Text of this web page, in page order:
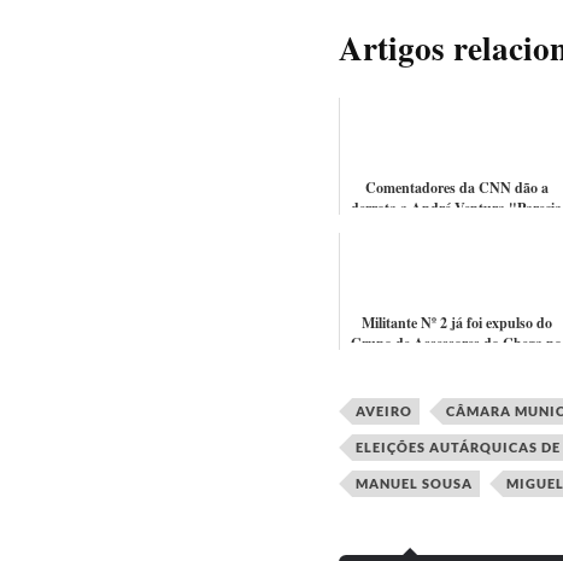
Artigos
Comentadores da CNN dão a
derrota a André Ventura "Parecia
Militante Nº 2 já foi expulso do
Grupo de Assessores do Chega no
AVEIRO CÂMARA
ELEIÇÕES AUTÁRQUICAS
MANUEL SOUSA